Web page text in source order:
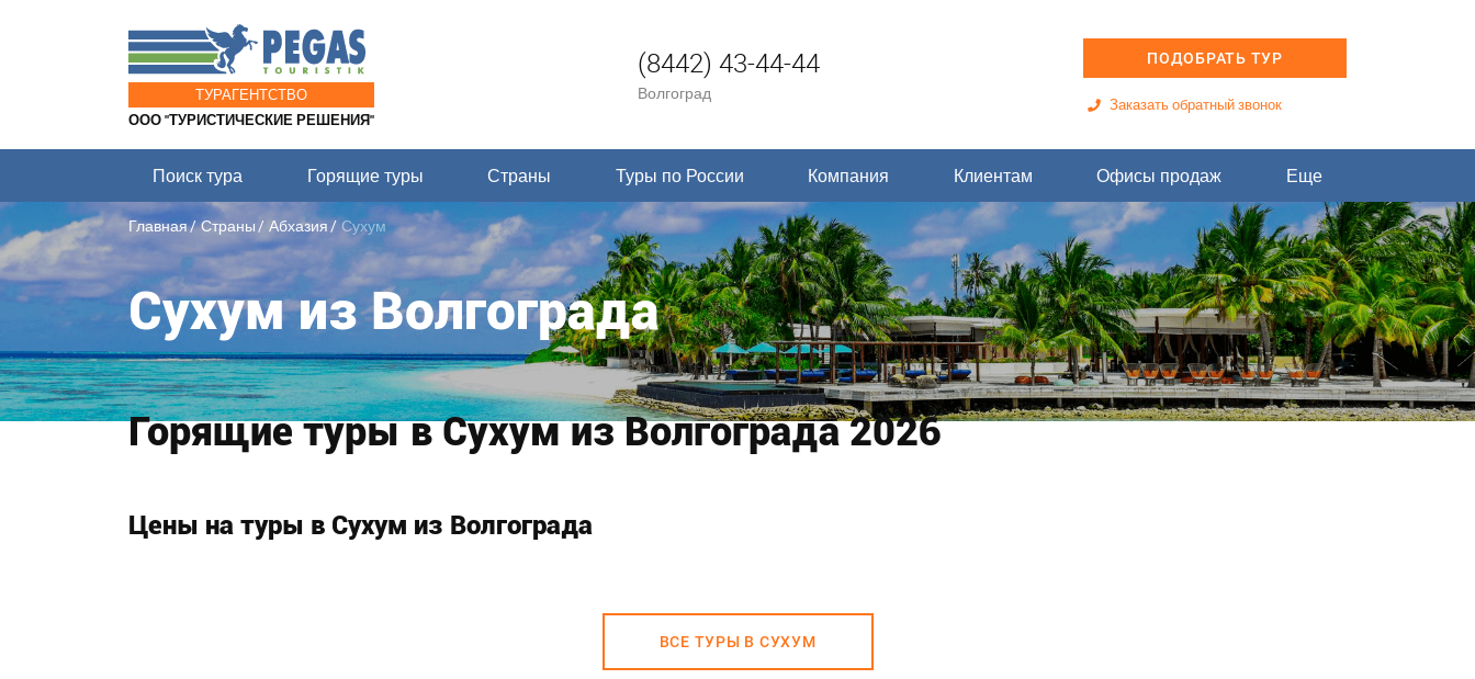
ТУРАГЕНТСТВО
ООО "ТУРИСТИЧЕСКИЕ РЕШЕНИЯ"
(8442) 43-44-44
Волгоград
ПОДОБРАТЬ ТУР
Заказать обратный звонок
Поиск тура Горящие туры Страны Туры по России Компания Клиентам Офисы продаж Еще
Главная Страны Абхазия Сухум
Сухум из Волгограда
Горящие туры в Сухум из Волгограда 2026
Цены на туры в Сухум из Волгограда
ВСЕ ТУРЫ В СУХУМ